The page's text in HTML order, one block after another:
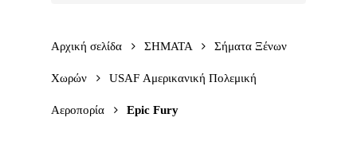
Αρχική σελίδα ΣΗΜΑΤΑ Σήματα Ξένων
Χωρών USAF Αμερικανική Πολεμική
Αεροπορία Epic Fury